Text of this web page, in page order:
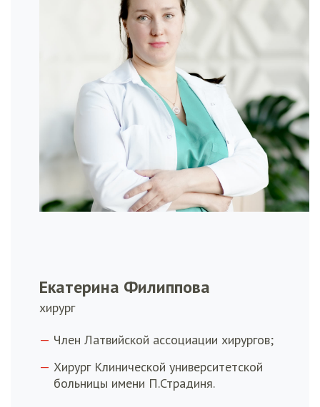
Екатерина Филиппова
хирург
Член Латвийской ассоциации хирургов;
Хирург Клинической университетской
больницы имени П.Страдиня.